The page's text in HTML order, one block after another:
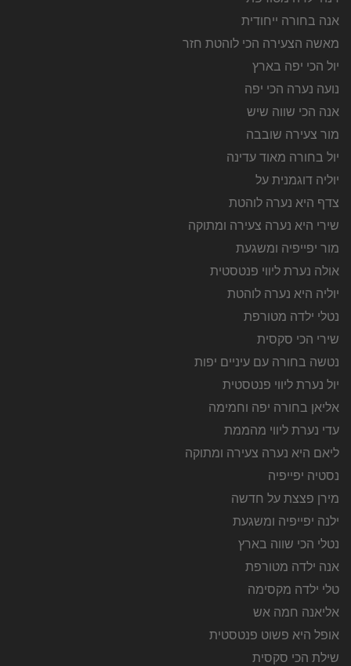
אנה בחורה ייחודית
מאשה הצעירה הכי לוהטת חזר
יול הכי יפה בארץ
נועה נערה הכי יפה
אנה הכי שווה שיש
מור צעירה שובבה
יול בחורה מאוד עדינה
יוליה דוגמנית על
צדף היא נערה לוהטת
שירי היא נערה צעירה ומתוקה
מור יפייפיה ומשגעת
אולה נערת ליווי פנטסטית
יוליה היא נערה לוהטת
נטלי ילדה מטורפת
שירי הכי סקסית
נטשה בחורה עם עיניים יפות
יול נערת ליווי פנטסטית
אליאן בחורה יפה וחמימה
עדי נערת ליווי מהממת
ליאם היא נערה צעירה ומתוקה
נסטיה יפייפיה
מירן פצצת על חדשה
ילנה יפייפיה ומשגעת
נטלי הכי שווה בארץ
אנה ילדה מטורפת
טלי ילדה מקסימה
אליאנה חמה אש
אופל היא פשוט פנטסטית
שילת הכי סקסית